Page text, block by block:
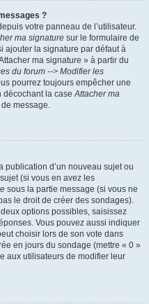
?
votre panneau de l’utilisateur.
ma signature sur le formulaire de
ajouter la signature par défaut à
ma signature » à partir du
du forum --> Modifier les
pourrez toujours empêcher une
décochant la caseAttacher ma
message.
publication d’un nouveau sujet ou
(si vous en avez les
sous la partie message (si vous ne
le droit de créer des sondages).
options possibles, saisissez
Vous pouvez aussi indiquer
choisir lors de son vote dans
en jours du sondage (mettre « 0 »
aux utilisateurs de modifier leur